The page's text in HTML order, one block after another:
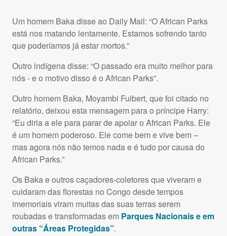
Um homem Baka disse ao Daily Mail: “O African Parks
está nos matando lentamente. Estamos sofrendo tanto
que poderíamos já estar mortos.”
Outro indígena disse: “O passado era muito melhor para
nós - e o motivo disso é o African Parks”.
Outro homem Baka, Moyambi Fulbert, que foi citado no
relatório, deixou esta mensagem para o príncipe Harry:
“Eu diria a ele para parar de apoiar o African Parks. Ele
é um homem poderoso. Ele come bem e vive bem –
mas agora nós não temos nada e é tudo por causa do
African Parks.”
Os Baka e outros caçadores-coletores que viveram e
cuidaram das florestas no Congo desde tempos
imemoriais viram muitas das suas terras serem
roubadas e transformadas em Parques Nacionais e em
outras “Áreas Protegidas”.